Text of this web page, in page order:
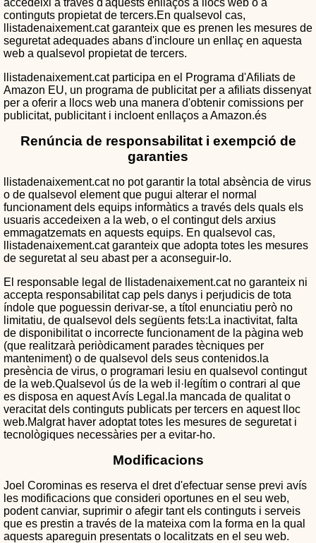
accedeixi a través d'aquests enllaços a llocs web o a
continguts propietat de tercers.En qualsevol cas,
llistadenaixement.cat garanteix que es prenen les mesures de
seguretat adequades abans d'incloure un enllaç en aquesta
web a qualsevol propietat de tercers.
llistadenaixement.cat participa en el Programa d'Afiliats de
Amazon EU, un programa de publicitat per a afiliats dissenyat
per a oferir a llocs web una manera d'obtenir comissions per
publicitat, publicitant i incloent enllaços a Amazon.és
Renúncia de responsabilitat i exempció de
garanties
llistadenaixement.cat no pot garantir la total absència de virus
o de qualsevol element que pugui alterar el normal
funcionament dels equips informàtics a través dels quals els
usuaris accedeixen a la web, o el contingut dels arxius
emmagatzemats en aquests equips. En qualsevol cas,
llistadenaixement.cat garanteix que adopta totes les mesures
de seguretat al seu abast per a aconseguir-lo.
El responsable legal de llistadenaixement.cat no garanteix ni
accepta responsabilitat cap pels danys i perjudicis de tota
índole que poguessin derivar-se, a títol enunciatiu però no
limitatiu, de qualsevol dels següents fets:La inactivitat, falta
de disponibilitat o incorrecte funcionament de la pàgina web
(que realitzarà periòdicament parades tècniques per
manteniment) o de qualsevol dels seus contenidos.la
presència de virus, o programari lesiu en qualsevol contingut
de la web.Qualsevol ús de la web il·legítim o contrari al que
es disposa en aquest Avís Legal.la mancada de qualitat o
veracitat dels continguts publicats per tercers en aquest lloc
web.Malgrat haver adoptat totes les mesures de seguretat i
tecnològiques necessàries per a evitar-ho.
Modificacions
Joel Corominas es reserva el dret d'efectuar sense previ avís
les modificacions que consideri oportunes en el seu web,
podent canviar, suprimir o afegir tant els continguts i serveis
que es prestin a través de la mateixa com la forma en la qual
aquests apareguin presentats o localitzats en el seu web.